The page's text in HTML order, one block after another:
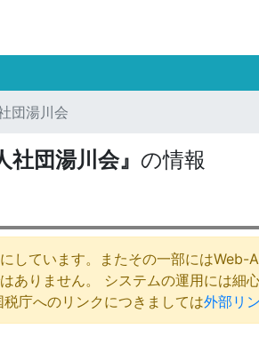
団湯川会
社団湯川会』 の情報
しています。またその一部には
ありません。 システムの運用には
庁へのリンクにつきましては外部リ